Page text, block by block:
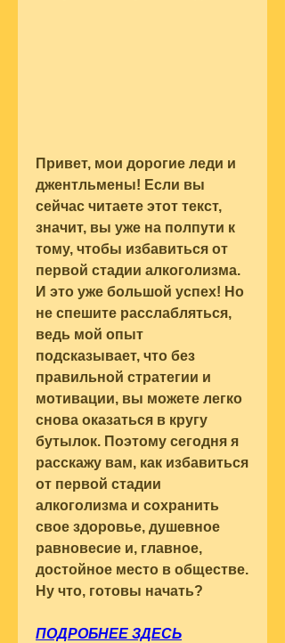
Привет, мои дорогие леди и
джентльмены! Если вы
сейчас читаете этот текст,
значит, вы уже на полпути к
тому, чтобы избавиться от
первой стадии алкоголизма.
И это уже большой успех! Но
не спешите расслабляться,
ведь мой опыт
подсказывает, что без
правильной стратегии и
мотивации, вы можете легко
снова оказаться в кругу
бутылок. Поэтому сегодня я
расскажу вам, как избавиться
от первой стадии
алкоголизма и сохранить
свое здоровье, душевное
равновесие и, главное,
достойное место в обществе.
Ну что, готовы начать?
ПОДРОБНЕЕ ЗДЕСЬ